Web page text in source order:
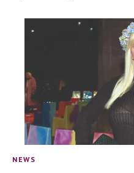
NEWS